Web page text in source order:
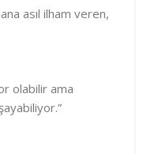
asıl ilham veren,
olabilir ama